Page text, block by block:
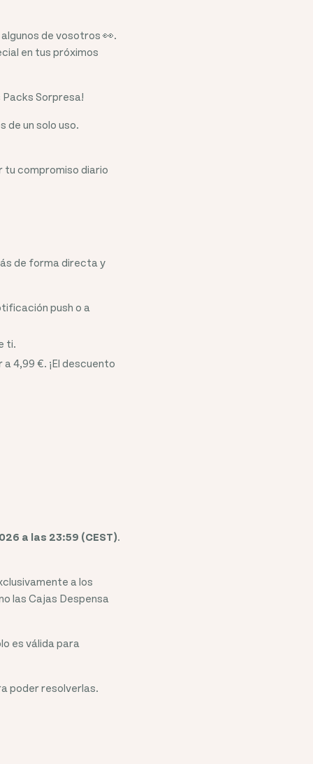
de vosotros 👀.
en tus próximos
Sorpresa!
de un solo uso.
tu compromiso diario
de forma directa y
push o a
ti.
4,99 €. ¡El descuento
a las 23:59 (CEST).
a los
las Cajas Despensa
es válida para
poder resolverlas.